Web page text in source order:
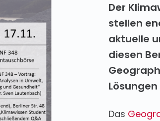
Der
stellen
aktuelle
diesen
Das